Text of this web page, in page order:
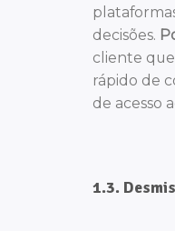
decisões.
cliente que
rápido de
de acesso
1.3.